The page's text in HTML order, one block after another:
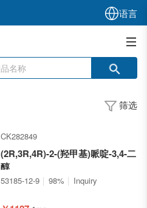
语言
筛选
CK282849
(2R,3R,4R)-2-(羟甲基)哌啶-3,4-二
醇
53185-12-9 98% Inquiry